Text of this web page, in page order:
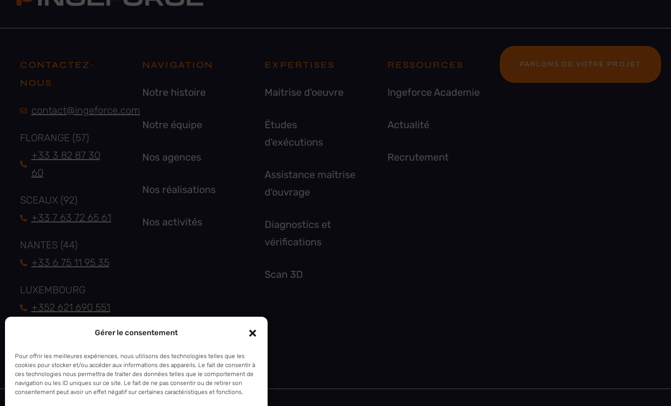
Gérer le consentement
Pour offrir les meilleures expériences, nous utilisons des technologies telles que les
cookies pour stocker et/ou accéder aux informations des appareils. Le fait de consentir à
ces technologies nous permettra de traiter des données telles que le comportement de
navigation ou les ID uniques sur ce site. Le fait de ne pas consentir ou de retirer son
consentement peut avoir un effet négatif sur certaines caractéristiques et fonctions.
CONTACTEZ-
NOUS
contact@ingeforce.com
FLORANGE (57)
+33 3 82 87 30
60
SCEAUX (92)
+33 7 63 72 65 61
NANTES (44)
+33 6 75 11 95 35
LUXEMBOURG
+352 621 690 551
+33 6 83 01 91 96
NAVIGATION
Notre histoire
Notre équipe
Nos agences
Nos réalisations
Nos activités
EXPERTISES
Maitrise d'oeuvre
Études
d'exécutions
Assistance maîtrise
d'ouvrage
Diagnostics et
vérifications
Scan 3D
RESSOURCES
Ingeforce Academie
Actualité
Recrutement
PARLONS DE VOTRE PROJET